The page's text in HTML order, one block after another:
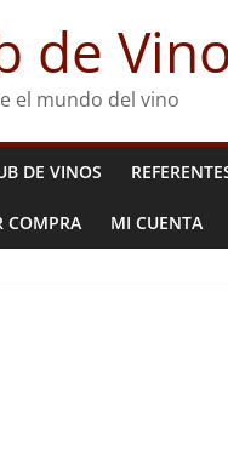
de
el mundo del vino
DE VINOS
COMPRA MI CUENTA